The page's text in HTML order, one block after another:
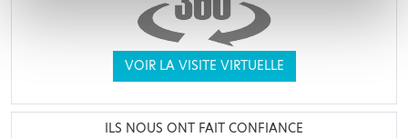
VOIR LA VISITE VIRTUELLE
ILS NOUS ONT FAIT CONFIANCE